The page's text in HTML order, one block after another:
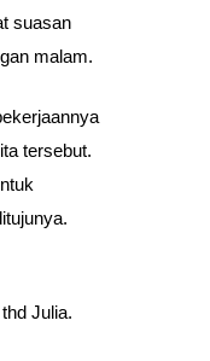
suasan
malam.
tersebut.
Julia.